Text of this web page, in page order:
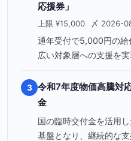
応援券」
上限 ¥15,000 〆 2026-
通年受付で5,000円の給
広い対象層への支援を実
3 令和7年度物価高騰対
金
国の臨時交付金を活用
基盤となり、継続的な